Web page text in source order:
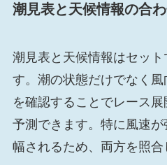
潮見表と天候情報の合
潮見表と天候情報はセッ
す。潮の状態だけでなく
を確認することでレース
予測できます。特に風速
幅されるため、両方を照合